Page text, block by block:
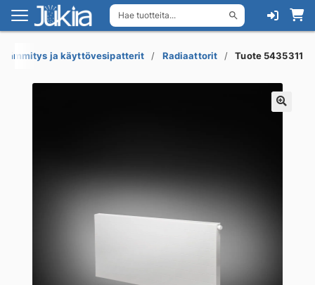
Hae tuotteita...
Siirry
navigointiin
Siirry
sisältöön
Lämmitys ja käyttövesipatterit Radiaattorit Tuote 5435311